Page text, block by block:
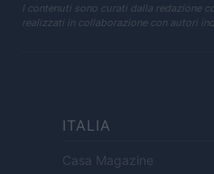
I contenuti sono curati dalla redazione
realizzati in collaborazione con autori
ITALIA
Casa Magazine